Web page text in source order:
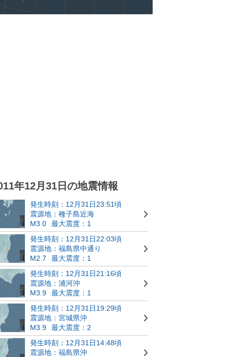
年12月31日の地震情報
発生時刻：12月31日23:51頃
震源地：種子島近海
M3.0
最大震度：1
発生時刻：12月31日22:03頃
震源地：福島県中通り
M2.7
最大震度：1
発生時刻：12月31日21:16頃
震源地：浦河沖
M3.9
最大震度：1
発生時刻：12月31日19:29頃
震源地：宮城県沖
M3.9
最大震度：2
発生時刻：12月31日14:48頃
震源地：福島県沖